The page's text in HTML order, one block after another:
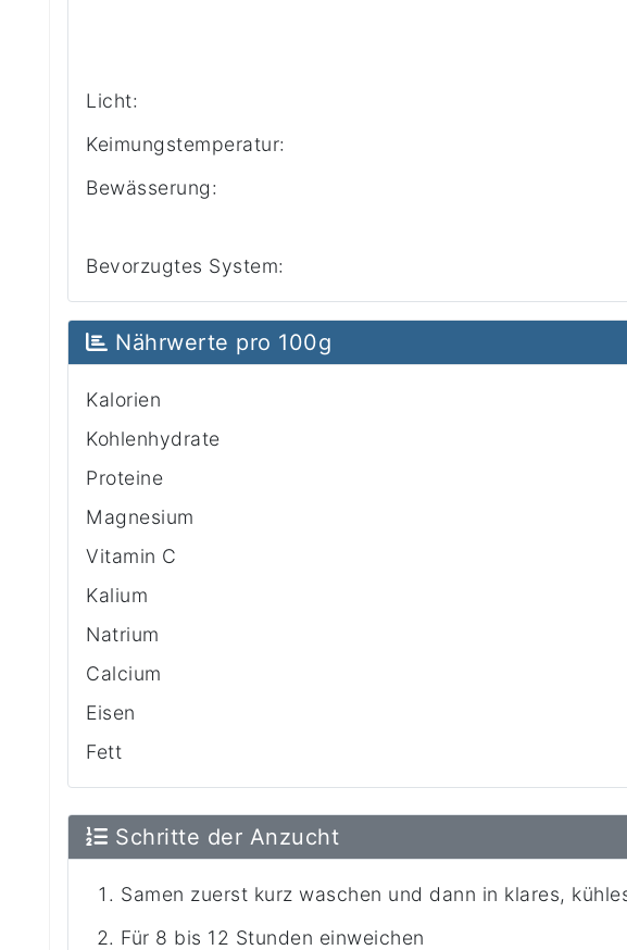
Licht:
Keimungstemperatur:
Bewässerung:
Bevorzugtes System:
Nährwerte pro 100g
Kalorien
Kohlenhydrate
Proteine
Magnesium
Vitamin C
Kalium
Natrium
Calcium
Eisen
Fett
Schritte der Anzucht
Samen zuerst kurz waschen und dann in klares,
Für 8 bis 12 Stunden einweichen